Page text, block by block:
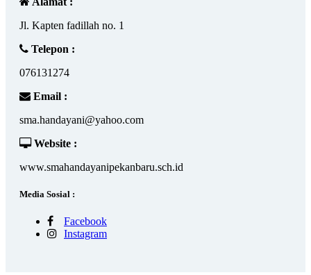
Jl. Kapten fadillah no. 1
Telepon :
076131274
Email :
sma.handayani@yahoo.com
Website :
www.smahandayanipekanbaru.sch.id
Media Sosial :
Facebook
Instagram